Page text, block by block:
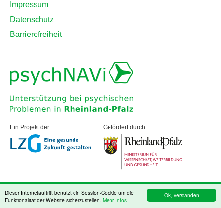
Ok, verstanden
Dieser Internetauftritt benutzt ein Session-Cookie um die
Funktionalität der Website sicherzustellen. Mehr Infos
Impressum
Datenschutz
Barrierefreiheit
Ein Projekt der Gefördert durch
powered by webEdition CMS